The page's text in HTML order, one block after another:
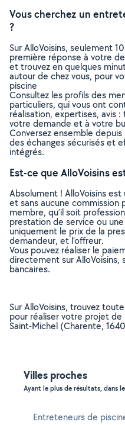
Vous cherchez un
?
Sur AlloVoisins, seulement
première réponse à votre
et trouvez en quelques
autour de chez vous, pour
piscine
Consultez les profils des
particuliers, qui vous ont
réalisation, expertises, avis
votre demande et à votre
Conversez ensemble
des échanges sécurisés et
intégrés.
Est-ce que AlloVoisins
Absolument ! AlloVoisins
et sans aucune
membre, qu’il soit
prestation de service ou
uniquement le prix de la
demandeur, et l’offreur.
Vous pouvez réaliser le
directement sur AlloVoisins,
bancaires.
Sur AlloVoisins, trouvez
pour réaliser votre projet de
Saint-Michel (Charente,
Villes proches
Ayant le plus de résultats, dans
Entreteneurs de